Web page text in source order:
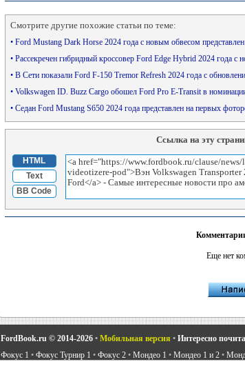
Смотрите другие похожие статьи по теме:
• Ford Mustang Dark Horse 2024 года с новым обвесом
• Рассекречен гибридный кроссовер Ford Edge Hybrid 2024 года
• В Сети показали Ford F-150 Tremor Refresh 2024 года с
• Volkswagen ID. Buzz Cargo обошел Ford Pro E-Transit в
• Седан Ford Mustang S650 2024 года представлен на первых
Ссылка на эту
HTML
Text
BB Code
Еще нет
FordBook.ru © 2014-2026 • Мобильная версия • Интересно
Фокус 1 • Фокус Турнир 1 • Фокус 2 • Мондео 1 • Мондео 1 и 2 •